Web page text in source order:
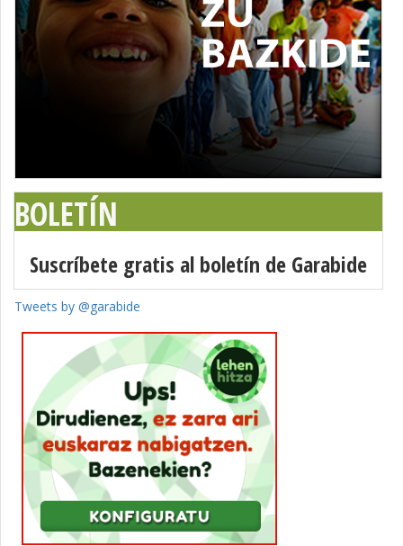
BOLETÍN
Suscríbete gratis al boletín de Garabide
Tweets by @garabide